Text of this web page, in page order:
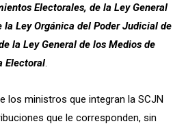
Electorales, de la Ley General
Ley Orgánica del Poder Judicial de
la Ley General de los Medios de
Electoral.
los ministros que integran la SCJN
que le corresponden, sin